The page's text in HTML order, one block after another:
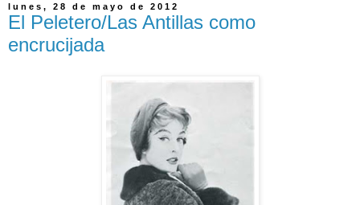
lunes, 28 de mayo de 2012
El Peletero/Las Antillas como
encrucijada